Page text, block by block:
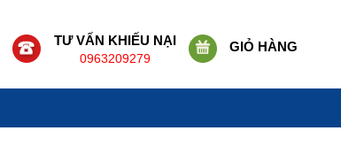
TƯ VẤN KHIẾU NẠI
0963209279
GIỎ HÀNG